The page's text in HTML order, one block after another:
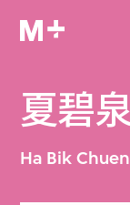
夏碧
Ha Bik Chuen